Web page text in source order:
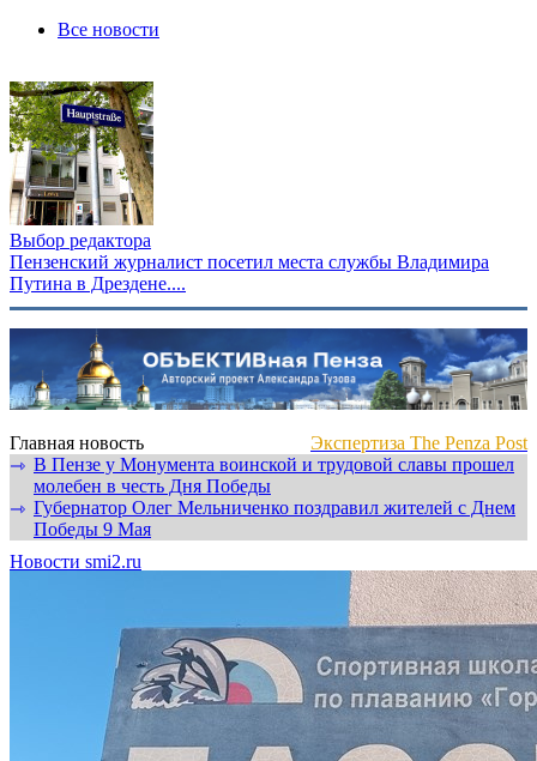
Все новости
Выбор редактора
Пензенский журналист посетил места службы Владимира
Путина в Дрездене....
Главная новость
Экспертиза The Penza Post
⇾ В Пензе у Монумента воинской и трудовой славы прошел
молебен в честь Дня Победы
⇾ Губернатор Олег Мельниченко поздравил жителей с Днем
Победы 9 Мая
Новости smi2.ru